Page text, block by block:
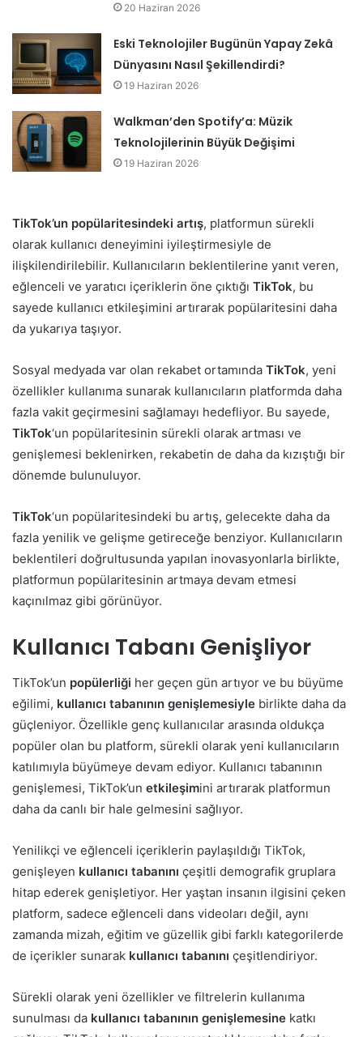
20 Haziran 2026
Eski Teknolojiler Bugünün Yapay Zekâ
Dünyasını Nasıl Şekillendirdi?
19 Haziran 2026
Walkman’den Spotify’a: Müzik
Teknolojilerinin Büyük Değişimi
19 Haziran 2026
TikTok’un popülaritesindeki artış, platformun sürekli
olarak kullanıcı deneyimini iyileştirmesiyle de
ilişkilendirilebilir. Kullanıcıların beklentilerine yanıt veren,
eğlenceli ve yaratıcı içeriklerin öne çıktığı TikTok, bu
sayede kullanıcı etkileşimini artırarak popülaritesini daha
da yukarıya taşıyor.
Sosyal medyada var olan rekabet ortamında TikTok, yeni
özellikler kullanıma sunarak kullanıcıların platformda daha
fazla vakit geçirmesini sağlamayı hedefliyor. Bu sayede,
TikTok‘un popülaritesinin sürekli olarak artması ve
genişlemesi beklenirken, rekabetin de daha da kızıştığı bir
dönemde bulunuluyor.
TikTok‘un popülaritesindeki bu artış, gelecekte daha da
fazla yenilik ve gelişme getireceğe benziyor. Kullanıcıların
beklentileri doğrultusunda yapılan inovasyonlarla birlikte,
platformun popülaritesinin artmaya devam etmesi
kaçınılmaz gibi görünüyor.
Kullanıcı Tabanı Genişliyor
TikTok’un popülerliği her geçen gün artıyor ve bu büyüme
eğilimi, kullanıcı tabanının genişlemesiyle birlikte daha da
güçleniyor. Özellikle genç kullanıcılar arasında oldukça
popüler olan bu platform, sürekli olarak yeni kullanıcıların
katılımıyla büyümeye devam ediyor. Kullanıcı tabanının
genişlemesi, TikTok’un etkileşimini artırarak platformun
daha da canlı bir hale gelmesini sağlıyor.
Yenilikçi ve eğlenceli içeriklerin paylaşıldığı TikTok,
genişleyen kullanıcı tabanını çeşitli demografik gruplara
hitap ederek genişletiyor. Her yaştan insanın ilgisini çeken
platform, sadece eğlenceli dans videoları değil, aynı
zamanda mizah, eğitim ve güzellik gibi farklı kategorilerde
de içerikler sunarak kullanıcı tabanını çeşitlendiriyor.
Sürekli olarak yeni özellikler ve filtrelerin kullanıma
sunulması da kullanıcı tabanının genişlemesine katkı